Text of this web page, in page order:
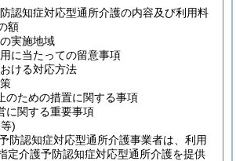
認知症対応型通所介護の内容及び利用料
額
実施地域
に当たっての留意事項
ける対応方法
のための措置に関する事項
に関する重要事項
)
防認知症対応型通所介護事業者は、利用
定介護予防認知症対応型通所介護を提供